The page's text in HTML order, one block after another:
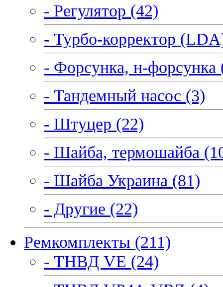
- Регулятор (42)
- Турбо-корректор
- Форсунка, н-форсунка
- Тандемный насос (3)
- Штуцер (22)
- Шайба, термошайба
- Шайба Украина (81)
- Другие (22)
Ремкомплекты (211)
- ТНВД VE (24)